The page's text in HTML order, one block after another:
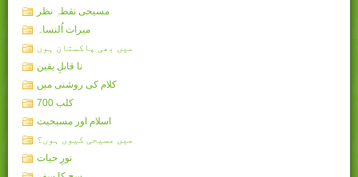
مسیحی نقطہِ نظر
میرات اُلنساہ
میں بھی پاکستان ہوں
نا قابلِ یقین
کلام کی روشنی میں
کلب 700
اسلام اور مسیحیت
میں مسیحی کیوں ہوں؟
نورِ حیات